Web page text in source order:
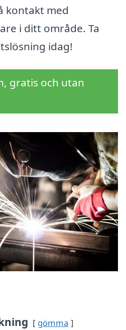
kontakt med
i ditt område. Ta
idag!
gratis och utan
gömma